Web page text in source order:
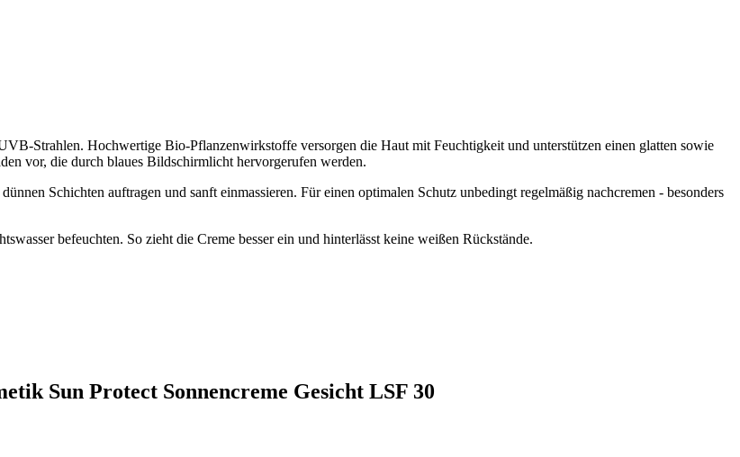
Strahlen. Hochwertige Bio-Pflanzenwirkstoffe versorgen die Haut mit Feuchtigkeit und unterstützen einen glatten sowie
vor, die durch blaues Bildschirmlicht hervorgerufen werden.
Schichten auftragen und sanft einmassieren. Für einen optimalen Schutz unbedingt regelmäßig nachcremen - besonders
befeuchten. So zieht die Creme besser ein und hinterlässt keine weißen Rückstände.
Sun Protect Sonnencreme Gesicht LSF 30